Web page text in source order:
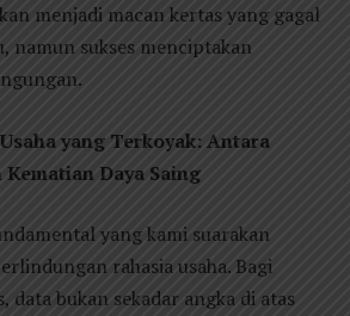
menjadi macan kertas yang gagal
namun sukses menciptakan
yang Terkoyak: Antara
Daya Saing
yang kami suarakan
rahasia usaha. Bagi
data bukan sekadar angka di atas